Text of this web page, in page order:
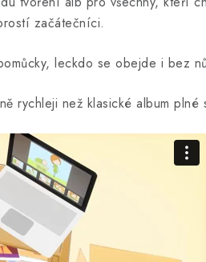
začátečníci.
leckdo se obejde i bez
rychleji než klasické album plné